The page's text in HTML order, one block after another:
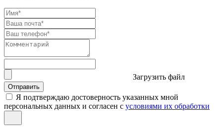
Загрузить файл
Отправить
Я подтверждаю достоверность указанных мной
персональных данных и согласен с условиями их обработки